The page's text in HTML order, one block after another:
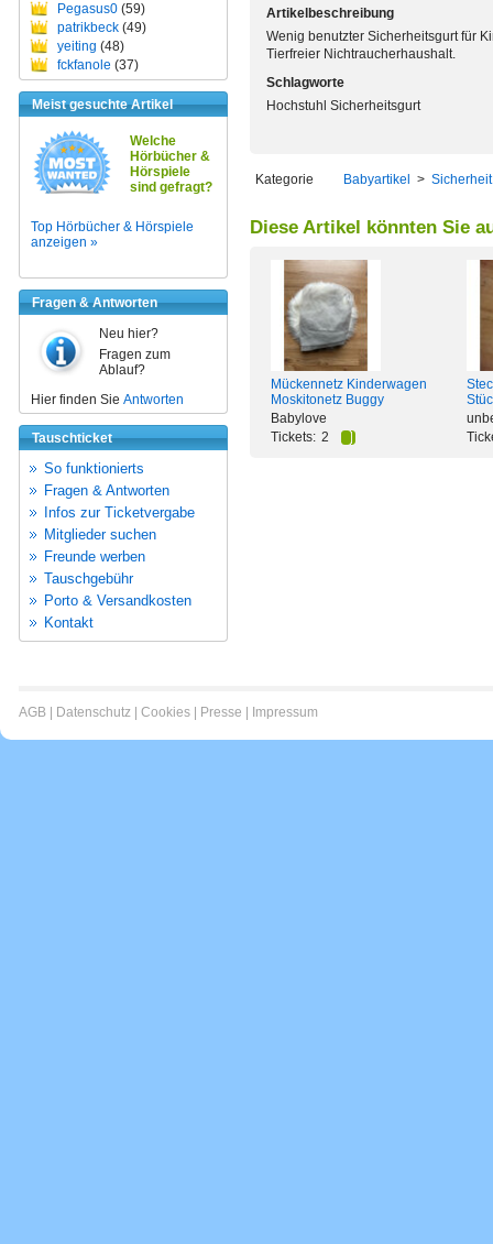
Pegasus0 (59)
patrikbeck (49)
yeiting (48)
fckfanole (37)
Meist gesuchte Artikel
Welche
Hörbücher &
Hörspiele
sind gefragt?
Top Hörbücher & Hörspiele
anzeigen »
Fragen & Antworten
Neu hier?
Fragen zum
Ablauf?
Hier finden Sie Antworten
Tauschticket
So funktionierts
Fragen & Antworten
Infos zur Ticketvergabe
Mitglieder suchen
Freunde werben
Tauschgebühr
Porto & Versandkosten
Kontakt
Artikelbeschreibung
Wenig benutzter Sicherheitsgurt für
Tierfreier Nichtraucherhaushalt.
Schlagworte
Hochstuhl Sicherheitsgurt
Kategorie Babyartikel > Sicherheit
Diese Artikel könnten Sie
Mückennetz Kinderwagen
Moskitonetz Buggy
Babylove
Tickets: 2
AGB Datenschutz Cookies Presse Impressum